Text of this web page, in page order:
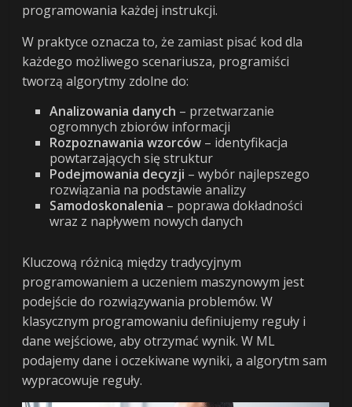
programowania każdej instrukcji.
W praktyce oznacza to, że zamiast pisać kod dla
każdego możliwego scenariusza, programiści
tworzą algorytmy zdolne do:
Analizowania danych – przetwarzanie
ogromnych zbiorów informacji
Rozpoznawania wzorców – identyfikacja
powtarzających się struktur
Podejmowania decyzji – wybór najlepszego
rozwiązania na podstawie analizy
Samodoskonalenia – poprawa dokładności
wraz z napływem nowych danych
Kluczową różnicą między tradycyjnym
programowaniem a uczeniem maszynowym jest
podejście do rozwiązywania problemów. W
klasycznym programowaniu definiujemy reguły i
dane wejściowe, aby otrzymać wynik. W ML
podajemy dane i oczekiwane wyniki, a algorytm sam
wypracowuje reguły.